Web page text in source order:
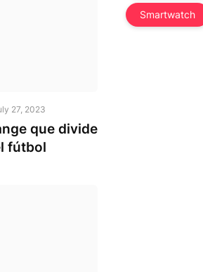
27, 2023
que divide
fútbol
Smartwatch